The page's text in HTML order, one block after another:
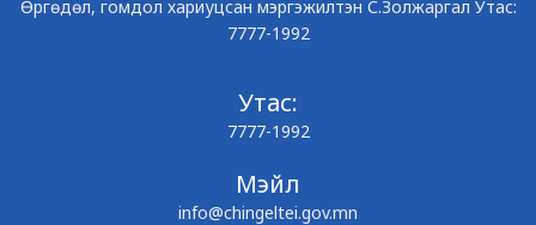
Өргөдөл, гомдол хариуцсан мэргэжилтэн С.Золжаргал Утас:
7777-1992
Утас:
7777-1992
Мэйл
info@chingeltei.gov.mn